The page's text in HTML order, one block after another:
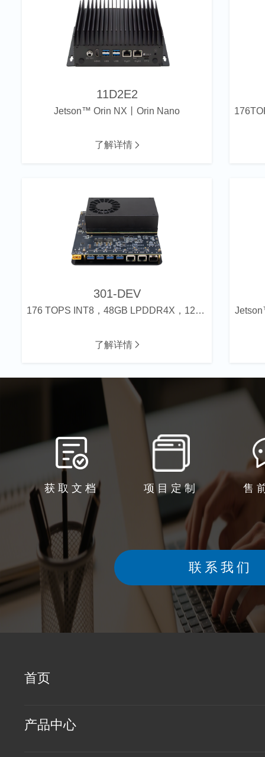
11D2E2
Jetson™ Orin NX丨Orin Nano
了解详情
301-DEV
176 TOPS INT8，48GB LPDDR4X，128GB eMMC
了解详情
获取文档 项目定制 售
联系我们
首页
产品中心